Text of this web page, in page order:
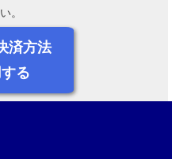
。
済方法
る